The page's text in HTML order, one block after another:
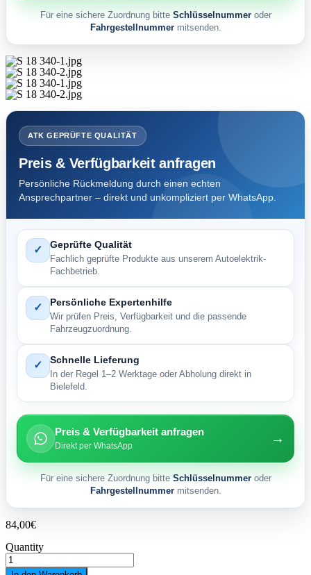
Für eine sichere Zuordnung bitte Schlüsselnummeroder
Fahrgestellnummermitsenden.
ATK GEPRÜFTE QUALITÄT
Preis & Verfügbarkeit anfragen
Persönliche Rückmeldung durch einen echten
Ansprechpartner – direkt und unkompliziert per WhatsApp.
✓ Geprüfte Qualität
Fachlich geprüfte Produkte aus unserem Autoelektrik-
Fachbetrieb.
✓ Persönliche Expertenhilfe
Wir prüfen Preis, Verfügbarkeit und die passende
Fahrzeugzuordnung.
✓ Schnelle Lieferung
In der Regel 1–2 Werktage oder Abholung direkt in
Bielefeld.
Preis & Verfügbarkeit anfragen
Direkt per WhatsApp →
Für eine sichere Zuordnung bitte Schlüsselnummeroder
Fahrgestellnummermitsenden.
84,00€
Quantity
Anlasser
VW